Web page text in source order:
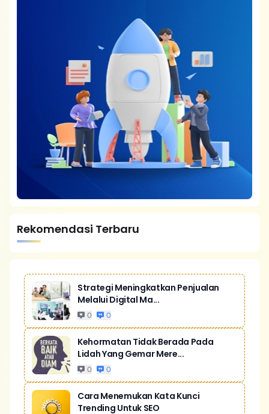
Rekomendasi Terbaru
Strategi Meningkatkan Penjualan
Melalui Digital Ma...
0 0
Kehormatan Tidak Berada Pada
Lidah Yang Gemar Mere...
0 0
Cara Menemukan Kata Kunci
Trending Untuk SEO